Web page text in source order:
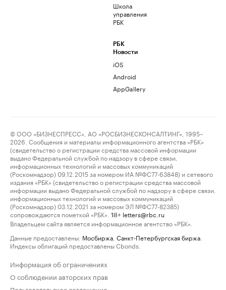
Школа
управления
РБК
РБК
Новости
iOS
Android
AppGallery
© ООО «БИЗНЕСПРЕСС», АО «РОСБИЗНЕСКОНСАЛТИНГ», 1995–
2026. Сообщения и материалы информационного агентства «РБК»
(свидетельство о регистрации средства массовой информации
выдано Федеральной службой по надзору в сфере связи,
информационных технологий и массовых коммуникаций
(Роскомнадзор) 09.12.2015 за номером ИА №ФС77-63848) и сетевого
издания «РБК» (свидетельство о регистрации средства массовой
информации выдано Федеральной службой по надзору в сфере связи,
информационных технологий и массовых коммуникаций
(Роскомнадзор) 03.12.2021 за номером ЭЛ №ФС77-82385)
сопровождаются пометкой «РБК».
18+ letters@rbc.ru
Владельцем сайта является информационное агентство «РБК».
Данные предоставлены: Мосбиржа Санкт-Петербургская биржа
Индексы облигаций предоставлены Cbonds.
Информация об ограничениях
О соблюдении авторских прав